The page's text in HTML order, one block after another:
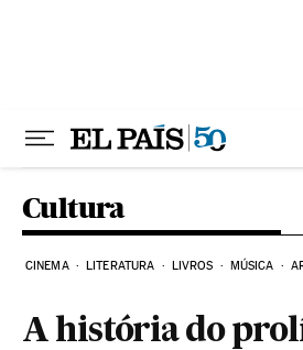
Cultura
CINEMA LITERATURA LIVROS MÚSICA
A história do